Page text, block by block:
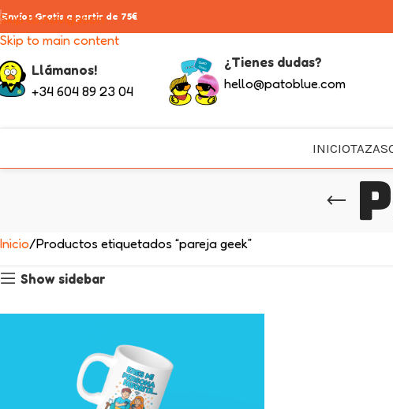
Skip to navigation
Skip to main content
Envíos Gratis a partir de 75€
Llámanos!
+34 604 89 23 04
¿Tienes dudas?
hello@patoblue.com
INICIOTAZAS
Inicio Productos etiquetados “pareja geek”
Show sidebar